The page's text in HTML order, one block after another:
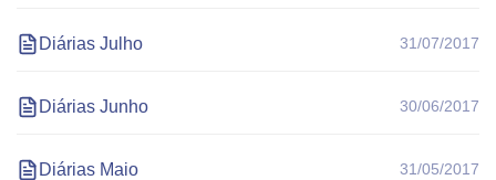
Diárias Julho 31/07/2017
Diárias Junho 30/06/2017
Diárias Maio 31/05/2017